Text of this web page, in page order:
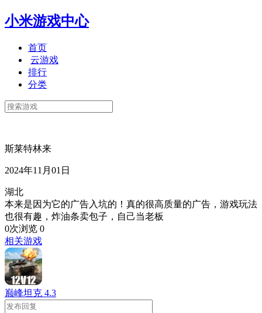
小米游戏中心
首页
云游戏
排行
分类
斯莱特林来
2024年11月01日
湖北
本来是因为它的广告入坑的！真的很高质量的广告，游戏玩法
也很有趣，炸油条卖包子，自己当老板
0次浏览 0
相关游戏
巅峰坦克 4.3